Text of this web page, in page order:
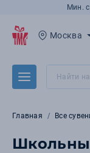
Мин.
Москва
Главная Все